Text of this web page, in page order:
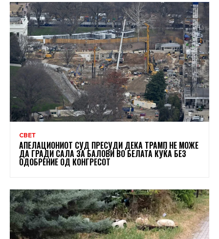
СВЕТ
АПЕЛАЦИОНИОТ СУД ПРЕСУДИ ДЕКА ТРАМП НЕ МОЖЕ
ДА ГРАДИ САЛА ЗА БАЛОВИ ВО БЕЛАТА КУЌА БЕЗ
ОДОБРЕНИЕ ОД КОНГРЕСОТ